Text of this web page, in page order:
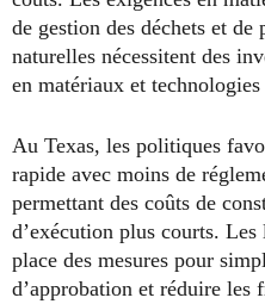
de gestion des déchets et de
naturelles nécessitent des
en matériaux et
Au Texas, les politiques
rapide avec moins de
permettant des coûts de
d’exécution plus courts.
place des mesures pour
d’approbation et réduire